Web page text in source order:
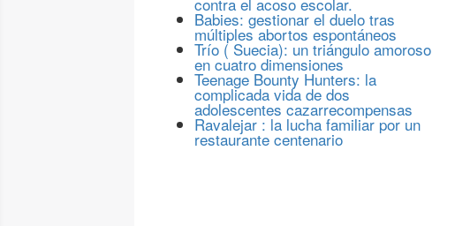
Babies: gestionar el duelo tras
múltiples abortos espontáneos
Trío ( Suecia): un triángulo amoroso
en cuatro dimensiones
Teenage Bounty Hunters: la
complicada vida de dos
adolescentes cazarrecompensas
Ravalejar : la lucha familiar por un
restaurante centenario